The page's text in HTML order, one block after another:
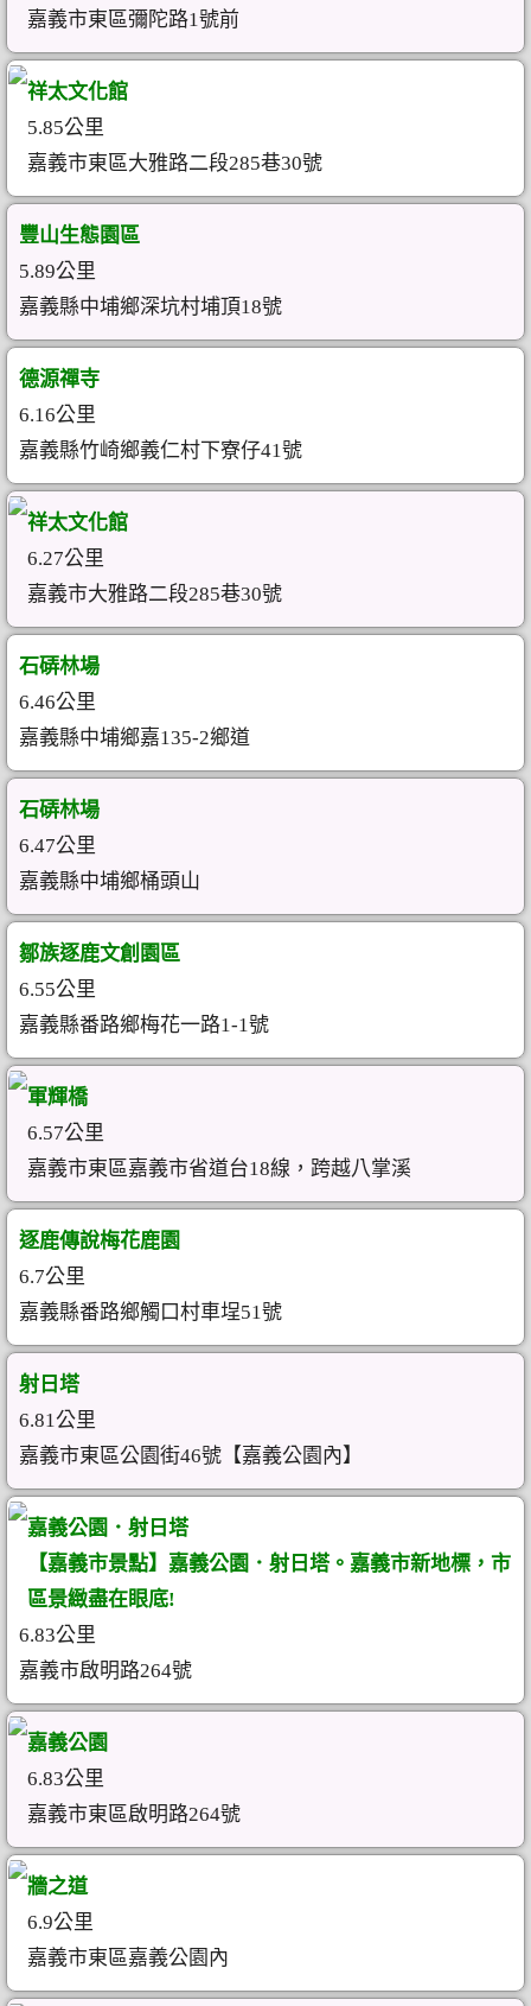
嘉義市東區彌陀路1號前
祥太文化館
5.85公里
嘉義市東區大雅路二段285巷30號
豐山生態園區
5.89公里
嘉義縣中埔鄉深坑村埔頂18號
德源禪寺
6.16公里
嘉義縣竹崎鄉義仁村下寮仔41號
祥太文化館
6.27公里
嘉義市大雅路二段285巷30號
石硦林場
6.46公里
嘉義縣中埔鄉嘉135-2鄉道
石硦林場
6.47公里
嘉義縣中埔鄉桶頭山
鄒族逐鹿文創園區
6.55公里
嘉義縣番路鄉梅花一路1-1號
軍輝橋
6.57公里
嘉義市東區嘉義市省道台18線，跨越八掌溪
逐鹿傳說梅花鹿園
6.7公里
嘉義縣番路鄉觸口村車埕51號
射日塔
6.81公里
嘉義市東區公園街46號【嘉義公園內】
嘉義公園．射日塔
【嘉義市景點】嘉義公園．射日塔。嘉義市新地標，市
區景緻盡在眼底!
6.83公里
嘉義市啟明路264號
嘉義公園
6.83公里
嘉義市東區啟明路264號
牆之道
6.9公里
嘉義市東區嘉義公園內